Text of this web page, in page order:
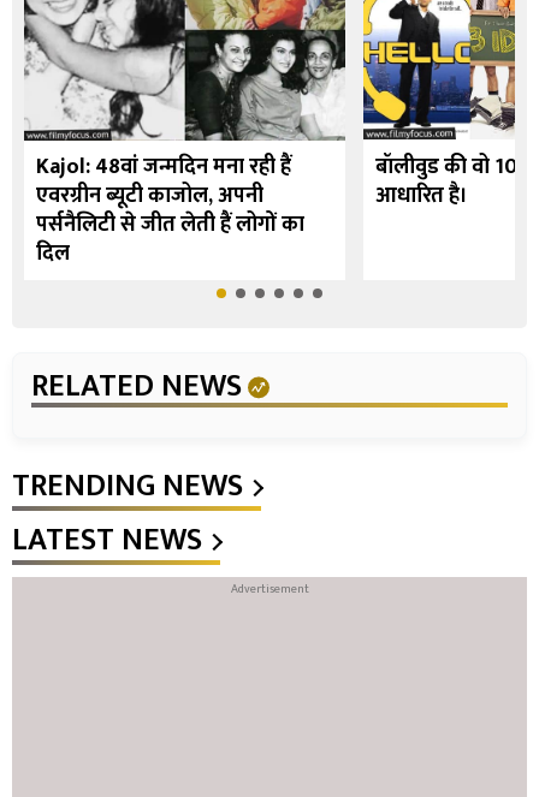
Kajol: 48वां जन्मदिन मना रही हैं
एवरग्रीन ब्यूटी काजोल, अपनी
पर्सनैलिटी से जीत लेती हैं लोगों का
दिल
बॉलीवुड की वो 10
आधारित है।
RELATED NEWS
TRENDING NEWS
LATEST NEWS